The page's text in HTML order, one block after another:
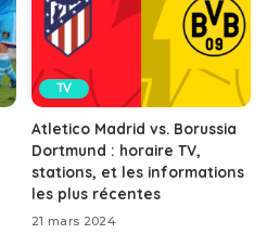
TV
Atletico Madrid vs. Borussia
Dortmund : horaire TV,
stations, et les informations
les plus récentes
21 mars 2024